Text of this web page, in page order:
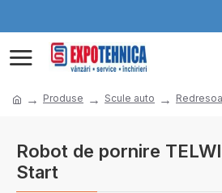
Produse Scule auto
Robot de pornire
Start